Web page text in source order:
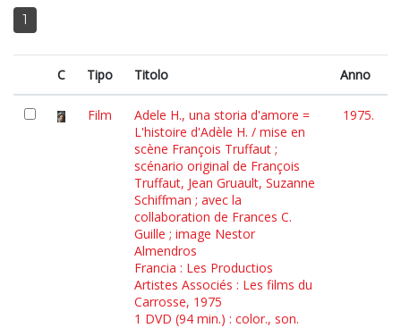
1
C Tipo Titolo Anno
Film
Adele H., una storia d'amore =
L'histoire d'Adèle H. / mise en
scène François Truffaut ;
scénario original de François
Truffaut, Jean Gruault, Suzanne
Schiffman ; avec la
collaboration de Frances C.
Guille ; image Nestor
Almendros
Francia : Les Productios
Artistes Associés : Les films du
Carrosse, 1975
1 DVD (94 min.) : color., son.
1975.